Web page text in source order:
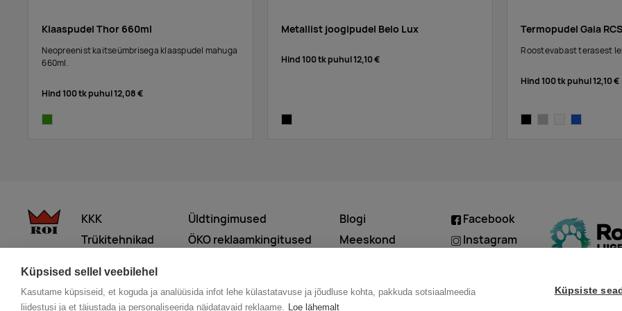
Küpsised sellel veebilehel
Kasutame küpsiseid, et koguda ja analüüsida infot lehe külastatavuse ja jõudluse kohta, pakkuda sotsiaalmeedia
liidestusi ja et täiustada ja personaliseerida näidatavaid reklaame. Loe lähemalt
Küpsiste
Klaaspudel Thor 660ml
Neopreenist kaitseümbrisega klaaspudel mahuga
660ml.
Hind 100 tk puhul12,08 €
Metallist joogipudel Belo Lux
Hind 100 tk puhul12,10 €
Termopudel Gaia
Roostevabast terasest
Hind 100 tk puhul12,10 €
KKK
Trükitehnikad
Üldtingimused
ÖKO reklaamkingitused
Blogi
Meeskond
Facebook
Instagram
© 2026 Roi OÜ | Kõik õigused on kaitstud.